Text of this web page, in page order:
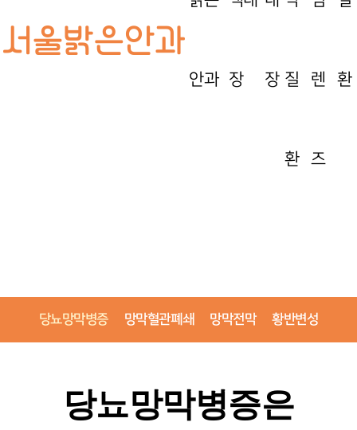
안과 장 장 질
환
렌
즈
환
여러분의 소중한 눈을 끝까지 지켜드리겠습니다.
당뇨망막병증 망막혈관폐쇄 망막전막 황반변성
당뇨망막병증은